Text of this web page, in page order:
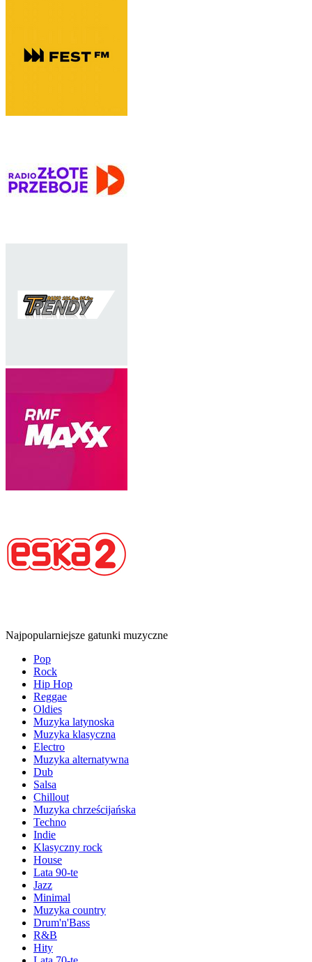
Najpopularniejsze gatunki muzyczne
Pop
Rock
Hip Hop
Reggae
Oldies
Muzyka latynoska
Muzyka klasyczna
Electro
Muzyka alternatywna
Dub
Salsa
Chillout
Muzyka chrześcijańska
Techno
Indie
Klasyczny rock
House
Lata 90-te
Jazz
Minimal
Muzyka country
Drum'n'Bass
R&B
Hity